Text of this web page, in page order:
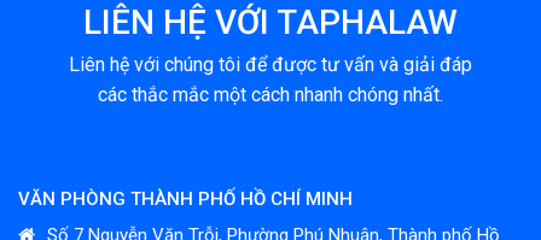
LIÊN HỆ VỚI TAPHALAW
Liên hệ với chúng tôi để được tư vấn và giải đáp
các thắc mắc một cách nhanh chóng nhất.
VĂN PHÒNG THÀNH PHỐ HỒ CHÍ MINH
Số 7 Nguyễn Văn Trỗi, Phường Phú Nhuận, Thành phố Hồ